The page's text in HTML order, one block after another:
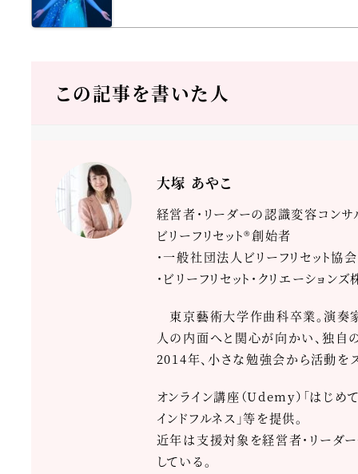
この記事を書いた人
大塚 あやこ
経営者・リーダーの認識変容コンサ
ビリーフリセット®創始者
・一般社団法人ビリーフリセット協
・ビリーフリセット・クリエーショ
東京藝術大学作曲科卒業。演奏
人の内面へと関心が向かい、独自の
2014年、小さな勉強会から活動を
オンライン講座（Udemy）「はじ
インドフルネス」等を提供。
近年は支援対象を経営者・リーダ
している。